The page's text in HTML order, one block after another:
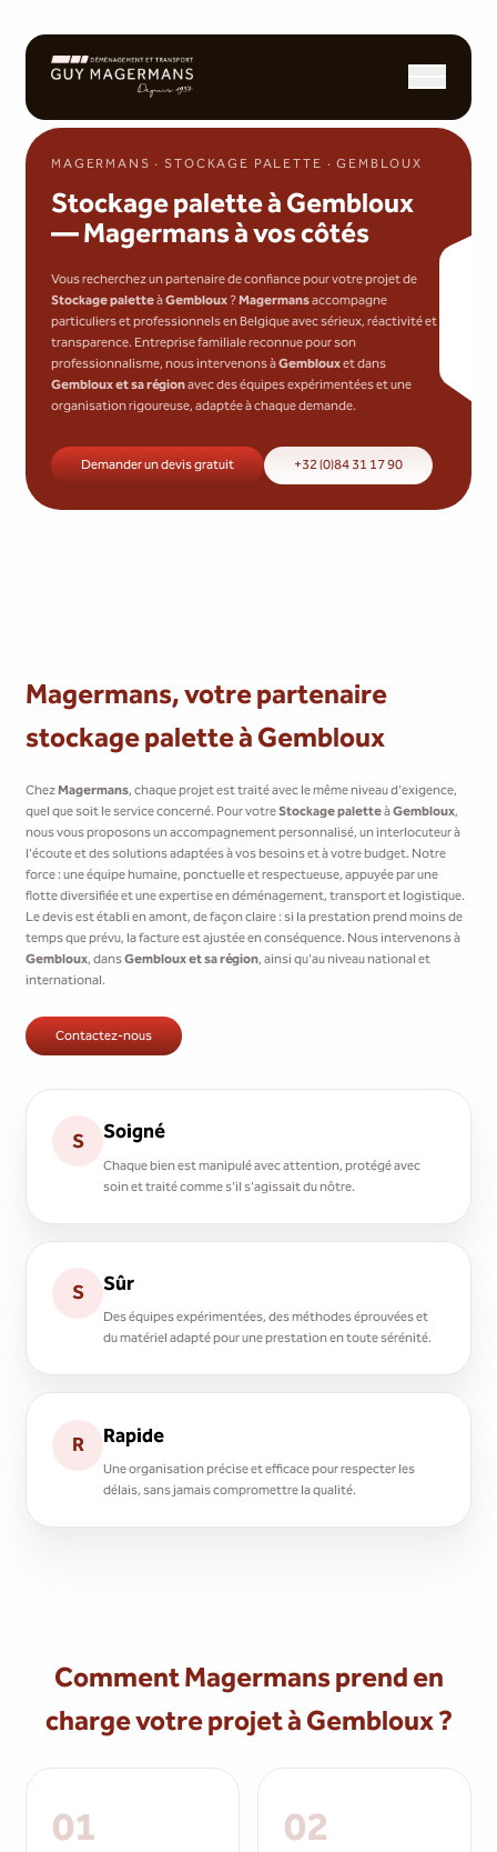
MAGERMANS · STOCKAGE PALETTE · GEMBLOUX
Stockage palette à Gembloux
— Magermans à vos côtés
Vous recherchez un partenaire de confiance pour votre projet de
Stockage paletteàGembloux ?Magermansaccompagne
particuliers et professionnels en Belgique avec sérieux, réactivité et
transparence. Entreprise familiale reconnue pour son
professionnalisme, nous intervenons àGemblouxet dans
Gembloux et sa régionavec des équipes expérimentées et une
organisation rigoureuse, adaptée à chaque demande.
Demander un devis gratuit +32 (0)84 31 17 90
Magermans, votre partenaire
stockage palette à Gembloux
ChezMagermans, chaque projet est traité avec le même niveau d'exigence,
quel que soit le service concerné. Pour votreStockage paletteàGembloux,
nous vous proposons un accompagnement personnalisé, un interlocuteur à
l'écoute et des solutions adaptées à vos besoins et à votre budget. Notre
force : une équipe humaine, ponctuelle et respectueuse, appuyée par une
flotte diversifiée et une expertise en déménagement, transport et logistique.
Le devis est établi en amont, de façon claire : si la prestation prend moins de
temps que prévu, la facture est ajustée en conséquence. Nous intervenons à
Gembloux, dansGembloux et sa région, ainsi qu'au niveau national et
international.
Contactez-nous
S Soigné
Chaque bien est manipulé avec attention, protégé avec
soin et traité comme s'il s'agissait du nôtre.
S Sûr
Des équipes expérimentées, des méthodes éprouvées et
du matériel adapté pour une prestation en toute sérénité.
R Rapide
Une organisation précise et efficace pour respecter les
délais, sans jamais compromettre la qualité.
Comment Magermans prend en
charge votre projet à Gembloux ?
01 02